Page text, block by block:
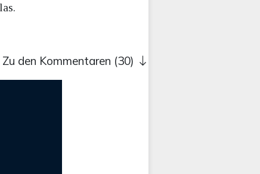
Zu den Kommentaren (30)